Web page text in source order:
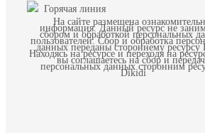
Горячая линия
На сайте размещена
информация. Данный ресурс не
сбором и обработкой персональных
пользователей. Сбор и обработка
данных переданы стороннему
Находясь на ресурсе и переходя на
вы соглашаетесь на сбор и
персональных данных сторонним
Dikidi